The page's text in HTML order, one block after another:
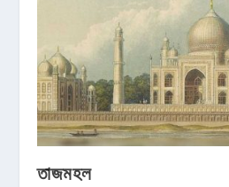
তাজমহল